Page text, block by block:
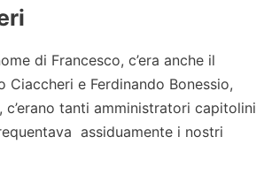
di Francesco, c’era anche il
e Ferdinando Bonessio,
c’erano tanti amministratori capitolini
assiduamente i nostri